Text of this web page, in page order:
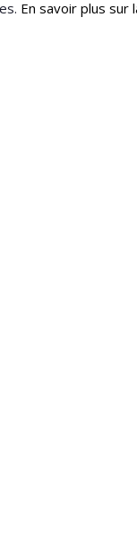
En savoir plus sur